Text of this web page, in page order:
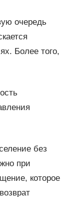
очередь
Более того,
без
при
которое